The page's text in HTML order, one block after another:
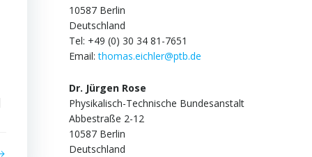
10587 Berlin
Deutschland
Tel: +49 (0) 30 34 81-7651
Email:thomas.eichler@ptb.de
Dr. Jürgen Rose
Physikalisch-Technische Bundesanstalt
Abbestraße 2-12
10587 Berlin
Deutschland